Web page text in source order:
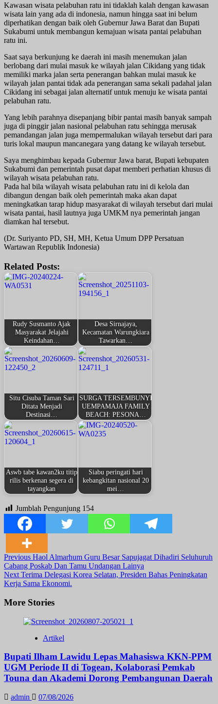
Kawasan wisata pelabuhan ratu ini tidaklah kalah dengan kawasan
wisata lain yang ada di indonesia, namun hingga saat ini belum
diperhatikan dengan baik oleh Gubernur Jawa Barat dan Bupati
Sukabumi untuk membangun kemajuan wisata pantai pelabuhan
ratu ini.
Saat saya berkunjung ke daerah ini masih menemukan jalan
berlobang dari mulai masuk ke wilayah jalan Cikidang yang tidak
memiliki marka jalan serta penerangan bahkan mulai masuk ke
wilayah jalan pantai tidak ada penerangan sama sekali padahal jalan
Cikidang ini sebagai jalan alternatif untuk menuju ke wisata pantai
pelabuhan ratu.
Yang lebih parahnya disepanjang bibir pantai masih banyak sampah
juga di pinggir jalan nasional pelabuhan ratu sehingga merusak
pemandangan jalan juga mempermalukan wilayah tersebut dari para
turis lokal maupun mancanegara yang datang ke wilayah tersebut.
Saya menghimbau kepada Gubernur Jawa barat, Bupati kebupaten
Sukabumi dan pemerintah pusat dapat memberi perhatian khusus di
wilayah wisata pelabuhan ratu.
Pada hal bila wilayah wisata pelabuhan ratu ini di kelola dan
dibangun dengan baik oleh pemerintah maka akan dapat
meningkatkan tarap hidup masyarakat di wilayah tersebut dari mulai
wisata pantai, hasil lautnya juga UMKM nya pemerintah jangan
diamkan hal tersebut.
(Dr. Suriyanto PD, SH, MH, Ketua Umum DPP Persatuan
Wartawan Republik Indonesia)
Related Posts:
Rudy Susmanto Ajak
Masyarakat Jelajahi
Keindahan…
Desa Sirnajaya,
Kecamatan Warungkiara
Tawarkan…
Situ Cisuba Taman Sari
Ditata Menjadi
Destinasi…
SURGA TERSEMBUNYI
UEMPAMAJA FAMILY
BEACH: PESONA…
Aswb tabe kawan2ku titip
rilis berkenan segera di
tayangkan
Siabu peringati hari
kebangkitan nasional 20
mei…
Jumblah Pengunjung 154
Post
Navigation
Previous Haol Almarhum Guru Besar Sapujagat Dihadiri Seluhuruh
Cabang Poskab Dan Tamu Undangan Lainya
Next Terima Delegasi Korea Selatan, Presiden Bahas Peningkatan
Kerja Sama Ekonomi.
More Stories
Artikel
Bupati Ilham Lawidu Lepas Mahasiswa KKN-PPM
UGM Periode II di Togean, Kolaborasi Pemkab
Touna dan Akademi Dorong Pembangunan Daerah
admin 07/08/2026